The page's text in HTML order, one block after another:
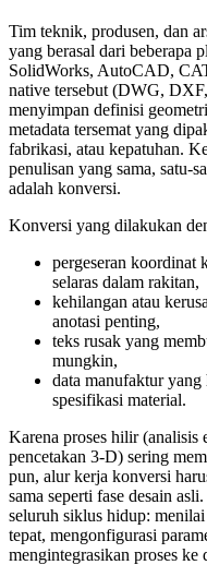
Tim teknik, produsen, dan
yang berasal dari
SolidWorks, AutoCAD,
native tersebut (DWG,
menyimpan definisi
metadata tersemat yang
fabrikasi, atau kepatuhan.
penulisan yang sama,
adalah konversi.
Konversi yang dilakukan
pergeseran koordinat
selaras dalam rakitan,
kehilangan atau
anotasi penting,
teks rusak yang
mungkin,
data manufaktur
spesifikasi material.
Karena proses hilir (analisis
pencetakan 3‑D) sering
pun, alur kerja konversi
sama seperti fase desain
seluruh siklus hidup:
tepat, mengonfigurasi
mengintegrasikan proses